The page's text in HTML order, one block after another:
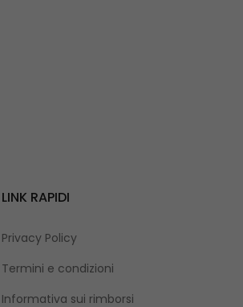
LINK RAPIDI
Privacy Policy
Termini e condizioni
Informativa sui rimborsi